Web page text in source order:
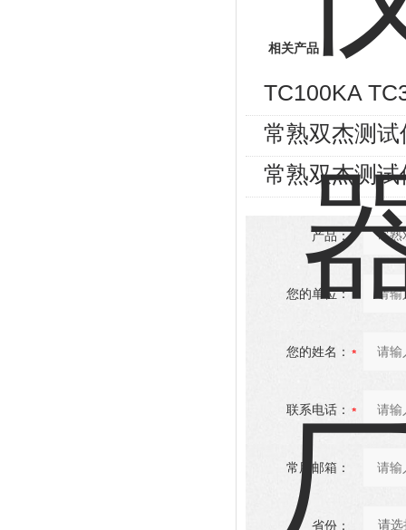
相关产品
TC100KA
常熟双杰测试
常熟双杰测
产品：
您的单位：
您的姓名：
联系电话：
常用邮箱：
省份：